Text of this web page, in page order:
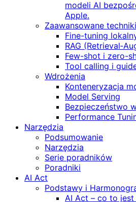
modeli AI
Apple.
Zaawansowane techniki
Fine-tuning
RAG
Few-shot i zero-
Tool calling i
Wdrożenia
Konteneryzacja
Model Serving
Bezpieczeństwo
Performance
Narzędzia
Podsumowanie
Narzędzia
Serie poradników
Poradniki
AI Act
Podstawy i
AI Act – co to